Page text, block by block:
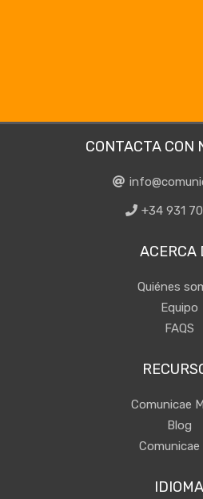
CONTACTA CON
+34 931
ACERCA
Quiénes
Equipo
FAQS
Comunicae
Blog
Comunicae
IDIOMA